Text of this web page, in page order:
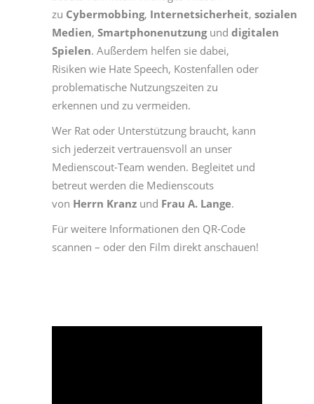
zu Cybermobbing, Internetsicherheit, sozialen
Medien, Smartphonenutzungund digitalen
Spielen. Außerdem helfen sie dabei,
Risiken wie Hate Speech, Kostenfallen oder
problematische Nutzungszeiten zu
erkennen und zu vermeiden.
Wer Rat oder Unterstützung braucht, kann
sich jederzeit vertrauensvoll an unser
Medienscout-Team wenden. Begleitet und
betreut werden die Medienscouts
von Herrn Kranz und Frau A. Lange.
Für weitere Informationen den QR-Code
scannen – oder den Film direkt anschauen!